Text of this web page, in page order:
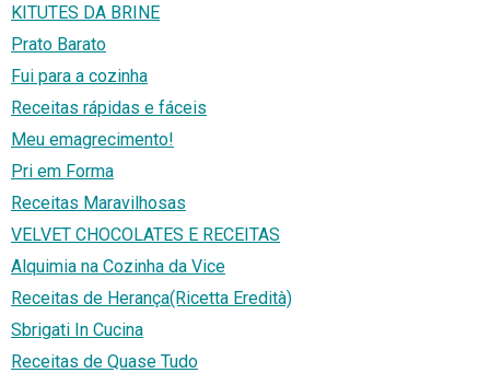
KITUTES DA BRINE
Prato Barato
Fui para a cozinha
Receitas rápidas e fáceis
Meu emagrecimento!
Pri em Forma
Receitas Maravilhosas
VELVET CHOCOLATES E RECEITAS
Alquimia na Cozinha da Vice
Receitas de Herança(Ricetta Eredità)
Sbrigati In Cucina
Receitas de Quase Tudo